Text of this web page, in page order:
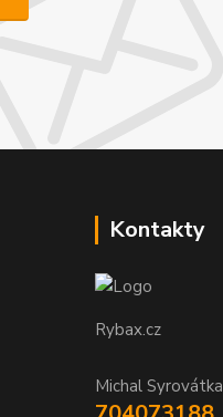
Kontakty
Rybax.cz
Michal Syrovátka